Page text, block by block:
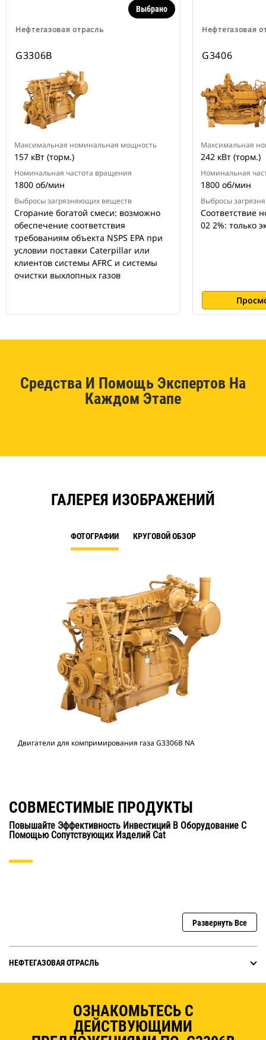
Нефтегазовая отрасль
Выбрано
G3306B
Максимальная номинальная мощность
157 кВт (торм.)
Номинальная частота вращения
1800 об/мин
Выбросы загрязняющих веществ
Сгорание богатой смеси: возможно
обеспечение соответствия
требованиям объекта NSPS EPA при
условии поставки Caterpillar или
клиентов системы AFRC и системы
очистки выхлопных газов
Нефтегазовая
G3406
Максимальная
242 кВт (торм.)
Номинальная
1800 об/мин
Выбросы
Соответствие
02 2%: только
Средства И Помощь Экспертов На
Каждом Этапе
ГАЛЕРЕЯ ИЗОБРАЖЕНИЙ
ФОТОГРАФИИ КРУГОВОЙ ОБЗОР
Двигатели для компримирования газа G3306B NA
СОВМЕСТИМЫЕ ПРОДУКТЫ
Повышайте Эффективность Инвестиций В Оборудование С
Помощью Сопутствующих Изделий Cat
Развернуть Все
НЕФТЕГАЗОВАЯ ОТРАСЛЬ
ОЗНАКОМЬТЕСЬ С
ДЕЙСТВУЮЩИМИ